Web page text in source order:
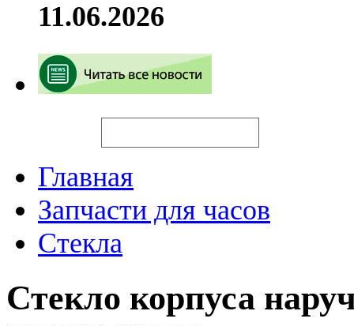
11.06.2026
Главная
Запчасти для часов
Стекла
Стекло корпуса